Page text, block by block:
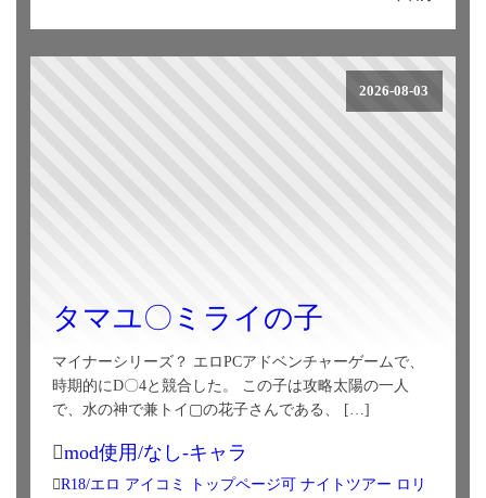
2026-08-03
タマユ〇ミライの子
マイナーシリーズ？ エロPCアドベンチャーゲームで、
時期的にD〇4と競合した。 この子は攻略太陽の一人
で、水の神で兼トイ▢の花子さんである、 […]
mod使用/なし-キャラ
R18/エロ アイコミ トップページ可 ナイトツアー ロリ